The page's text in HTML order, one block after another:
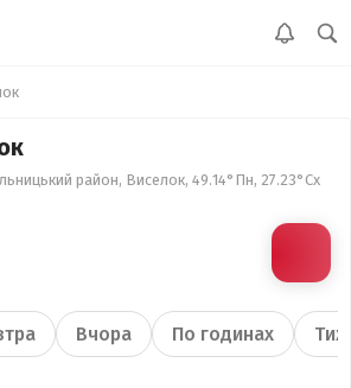
район, Виселок, 49.14°Пн, 27.23°Сх
Вчора По годинах